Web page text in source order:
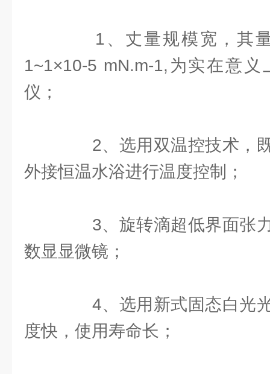
1、丈量规模宽，其量
1~1×10-5 mN.m-1,为实在意
仪；
2、选用双温控技术，既
外接恒温水浴进行温度控制；
3、旋转滴超低界面张力
数显显微镜；
4、选用新式固态白光光
度快，使用寿命长；